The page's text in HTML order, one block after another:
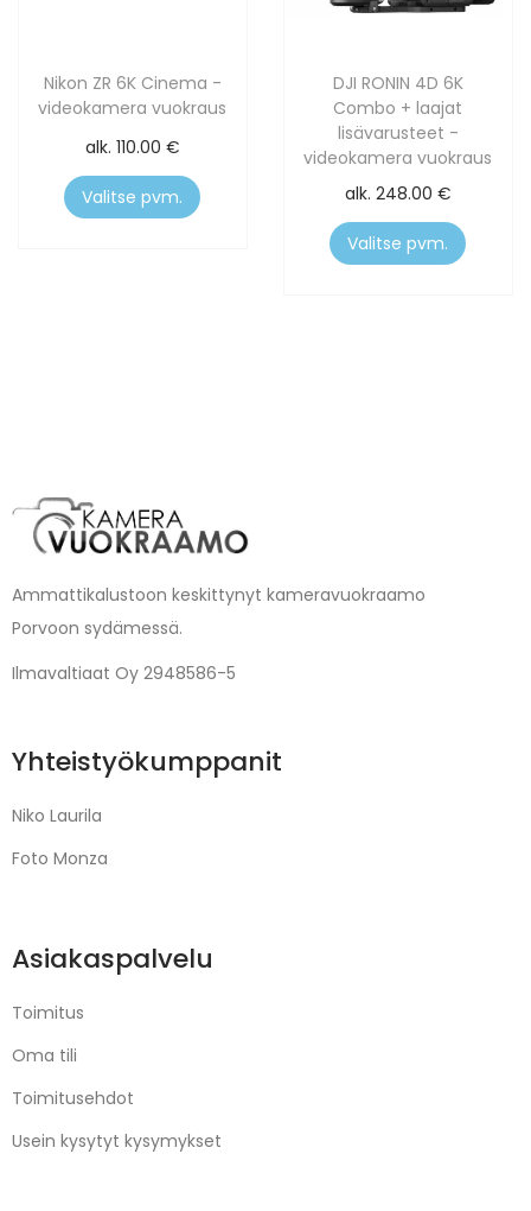
Nikon ZR 6K Cinema -
videokamera vuokraus
alk. 110.00 €
Valitse pvm.
DJI RONIN 4D 6K
Combo + laajat
lisävarusteet -
videokamera vuokraus
alk. 248.00 €
Valitse pvm.
Ammattikalustoon keskittynyt kameravuokraamo
Porvoon sydämessä.
Ilmavaltiaat Oy 2948586-5
Yhteistyökumppanit
Niko Laurila
Foto Monza
Asiakaspalvelu
Toimitus
Oma tili
Toimitusehdot
Usein kysytyt kysymykset